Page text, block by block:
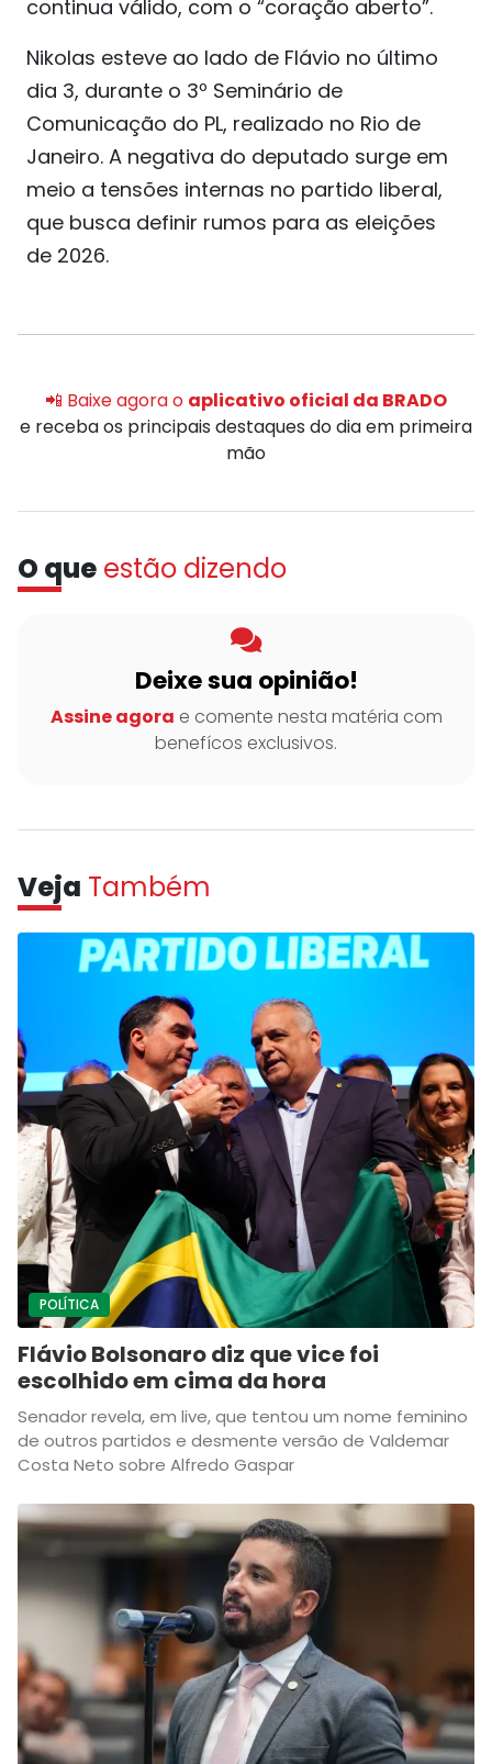
continua válido, com o “coração aberto”.
Nikolas esteve ao lado de Flávio no último
dia 3, durante o 3º Seminário de
Comunicação do PL, realizado no Rio de
Janeiro. A negativa do deputado surge em
meio a tensões internas no partido liberal,
que busca definir rumos para as eleições
de 2026.
📲 Baixe agora o aplicativo oficial da BRADO
e receba os principais destaques do dia em primeira
mão
O que estão dizendo
Deixe sua opinião!
Assine agora e comente nesta matéria com
benefícos exclusivos.
Veja Também
POLÍTICA
Flávio Bolsonaro diz que vice foi
escolhido em cima da hora
Senador revela, em live, que tentou um nome feminino
de outros partidos e desmente versão de Valdemar
Costa Neto sobre Alfredo Gaspar